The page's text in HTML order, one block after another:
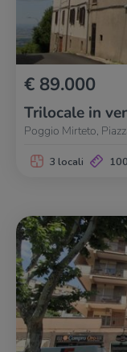
€ 89.000
Trilocale in
Poggio Mirteto,
3 locali